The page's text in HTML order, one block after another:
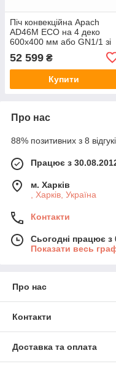
Піч конвекційна Apach
AD46M ECO на 4 деко
600х400 мм або GN1/1 зі
реверсу вентиляторів
52 599 ₴
Купити
Про нас
88% позитивних з 8
Працює з
м. Харків
, Харків, Україна
Контакти
Сьогодні працює з
Показати весь
Про нас
Контакти
Доставка та оплата